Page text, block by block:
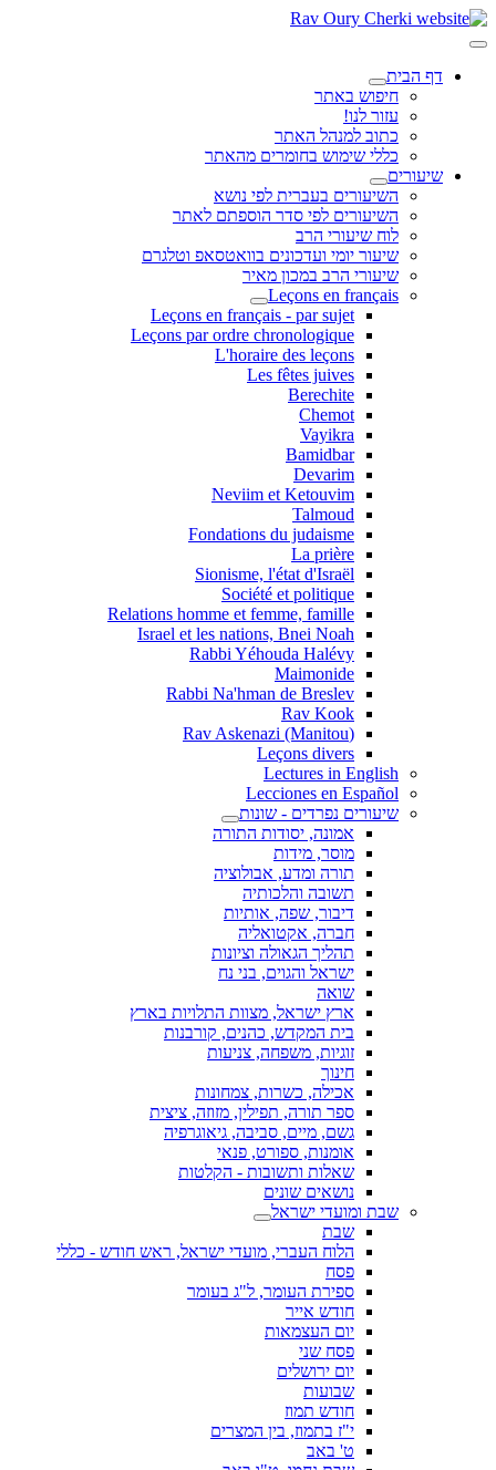
דף הבית
חיפוש באתר
עזור לנו!
כתוב למנהל האתר
כללי שימוש בחומרים מהאתר
שיעורים
השיעורים בעברית לפי נושא
השיעורים לפי סדר הוספתם לאתר
לוח שיעורי הרב
שיעור יומי ועדכונים בוואטסאפ וטלגרם
שיעורי הרב במכון מאיר
Leçons en français
Leçons en français - par sujet
Leçons par ordre chronologique
L'horaire des leçons
Les fêtes juives
Berechite
Chemot
Vayikra
Bamidbar
Devarim
Neviim et Ketouvim
Talmoud
Fondations du judaisme
La prière
Sionisme, l'état d'Israël
Société et politique
Relations homme et femme, famille
Israel et les nations, Bnei Noah
Rabbi Yéhouda Halévy
Maimonide
Rabbi Na'hman de Breslev
Rav Kook
(Rav Askenazi (Manitou
Leçons divers
Lectures in English
Lecciones en Español
שיעורים נפרדים - שונות
אמונה, יסודות התורה
מוסר, מידות
תורה ומדע, אבולוציה
תשובה והלכותיה
דיבור, שפה, אותיות
חברה, אקטואליה
תהליך הגאולה וציונות
ישראל והגוים, בני נח
שואה
ארץ ישראל, מצוות התלויות בארץ
בית המקדש, כהנים, קורבנות
זוגיות, משפחה, צניעות
חינוך
אכילה, כשרות, צמחונות
ספר תורה, תפילין, מזוזה, ציצית
גשם, מיים, סביבה, גיאוגרפיה
אומנות, ספורט, פנאי
שאלות ותשובות - הקלטות
נושאים שונים
שבת ומועדי ישראל
שבת
הלוח העברי, מועדי ישראל, ראש חודש - כללי
פסח
ספירת העומר, ל"ג בעומר
חודש אייר
יום העצמאות
פסח שני
יום ירושלים
שבועות
חודש תמוז
י"ז בתמוז, בין המצרים
ט' באב